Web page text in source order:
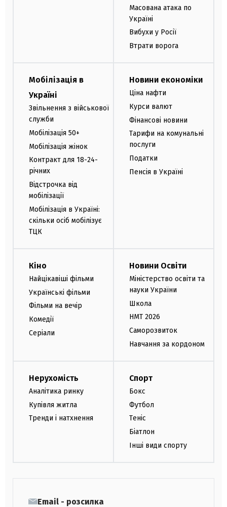
Масована атака по
Україні
Вибухи у Росії
Втрати ворога
Мобілізація в
Україні
Звільнення з військової
служби
Мобілізація 50+
Мобілізація жінок
Контракт для 18-24-
річних
Відстрочка від
мобілізації
Мобілізація в Україні:
скільки осіб мобілізує
ТЦК
Новини економіки
Ціна нафти
Курси валют
Фінансові новини
Тарифи на комунальні
послуги
Податки
Пенсія в Україні
Кіно
Найцікавіші фільми
Українські фільми
Фільми на вечір
Комедії
Серіали
Новини Освіти
Міністерство освіти та
науки України
Школа
НМТ 2026
Саморозвиток
Навчання за кордоном
Нерухомість
Аналітика ринку
Купівля житла
Тренди і натхнення
Спорт
Бокс
Футбол
Теніс
Біатлон
Інші види спорту
Email - розсилка